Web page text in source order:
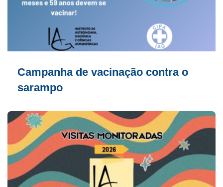
Campanha de vacinação contra o
sarampo